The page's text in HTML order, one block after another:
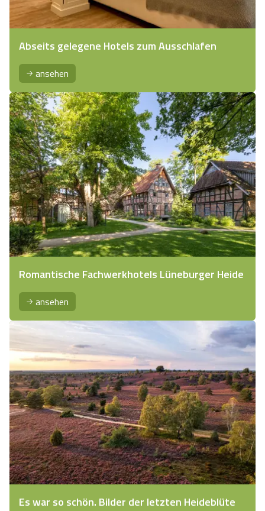
Abseits gelegene Hotels zum Ausschlafen
ansehen
Romantische Fachwerkhotels Lüneburger Heide
ansehen
Es war so schön. Bilder der letzten Heideblüte